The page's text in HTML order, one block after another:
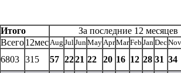
Итого
За последние 12 месяцев
Всего12мес Aug Jul Jun May AprMarFeb Jan DecNov
6803 315 57 2221 22 20 16 12 28 31 34